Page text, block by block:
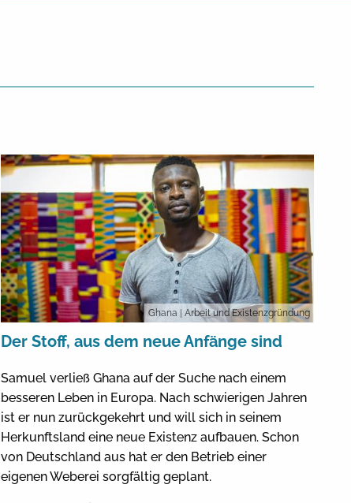
Ghana | Arbeit und Existenzgründung
Der Stoff, aus dem neue Anfänge sind
Samuel verließ Ghana auf der Suche nach einem
besseren Leben in Europa. Nach schwierigen Jahren
ist er nun zurückgekehrt und will sich in seinem
Herkunftsland eine neue Existenz aufbauen. Schon
von Deutschland aus hat er den Betrieb einer
eigenen Weberei sorgfältig geplant.